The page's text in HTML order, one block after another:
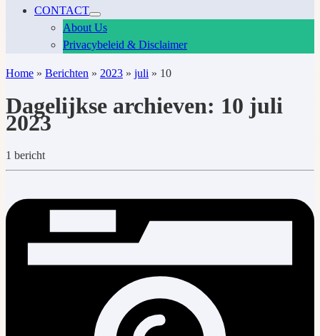
CONTACT
About Us
Privacybeleid & Disclaimer
Home » Berichten » 2023 » juli » 10
Dagelijkse archieven: 10 juli
2023
1 bericht